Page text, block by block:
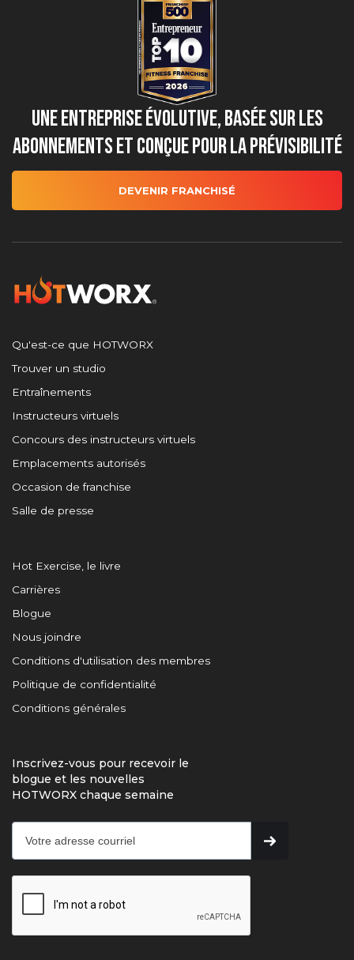
Une entreprise évolutive, basée sur les
abonnements et conçue pour la prévisibilité
DEVENIR FRANCHISÉ
Qu'est-ce que HOTWORX
Trouver un studio
Entraînements
Instructeurs virtuels
Concours des instructeurs virtuels
Emplacements autorisés
Occasion de franchise
Salle de presse
Hot Exercise, le livre
Carrières
Blogue
Nous joindre
Conditions d'utilisation des membres
Politique de confidentialité
Conditions générales
Inscrivez-vous pour recevoir le
blogue et les nouvelles
HOTWORX chaque semaine